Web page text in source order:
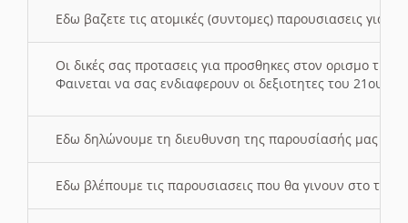
Εδω βαζετε τις ατομικές (συντομες) παρουσιασεις για
Οι δικές σας προτασεις για προσθηκες στον ορισμο
Φαινεται να σας ενδιαφερουν οι δεξιοτητες του 21ου
Εδω δηλώνουμε τη διευθυνση της παρουσίασής μας
Εδω βλέπουμε τις παρουσιασεις που θα γινουν στο